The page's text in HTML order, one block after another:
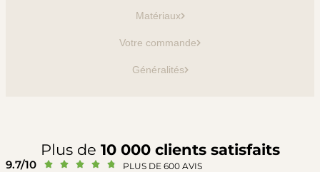
Matériaux
Votre commande
Généralités
Plus de 10 000 clients satisfaits
9.7/10      PLUS DE 600 AVIS